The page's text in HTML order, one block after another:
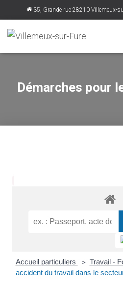
35, Grande rue 28210 Villemeux-
Démarches pour
Accueil particuliers > Travail -
accident du travail dans le